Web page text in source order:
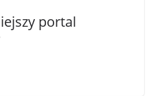
portal